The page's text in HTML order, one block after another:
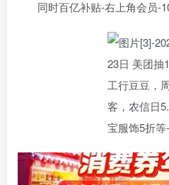
同时百亿补贴-右上角会员-